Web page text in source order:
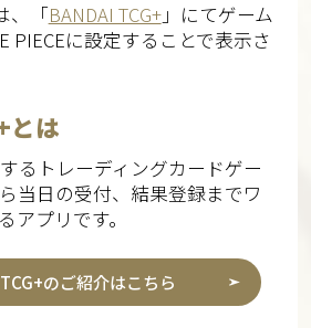
、「BANDAI TCG+」にてゲーム
PIECEに設定することで表示さ
とは
るトレーディングカードゲー
当日の受付、結果登録までワ
アプリです。
のご紹介はこちら